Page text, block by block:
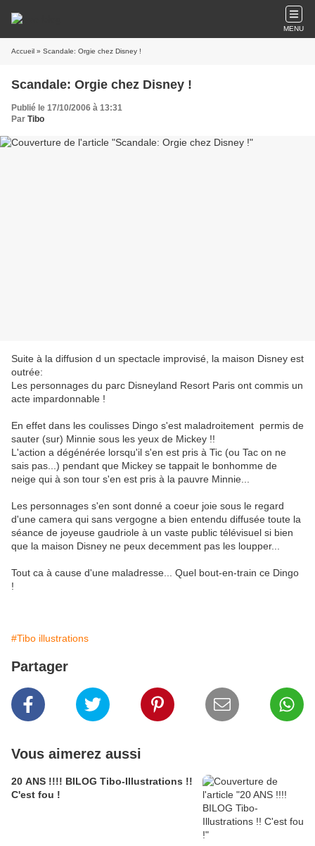
MENU
Accueil » Scandale: Orgie chez Disney !
Scandale: Orgie chez Disney !
Publié le 17/10/2006 à 13:31
Par Tibo
Suite à la diffusion d un spectacle improvisé, la maison Disney est
outrée:
Les personnages du parc Disneyland Resort Paris ont commis un
acte impardonnable !
En effet dans les coulisses Dingo s'est maladroitement permis de
sauter (sur) Minnie sous les yeux de Mickey !!
L'action a dégénérée lorsqu'il s'en est pris à Tic (ou Tac on ne
sais pas...) pendant que Mickey se tappait le bonhomme de
neige qui à son tour s'en est pris à la pauvre Minnie...
Les personnages s'en sont donné a coeur joie sous le regard
d'une camera qui sans vergogne a bien entendu diffusée toute la
séance de joyeuse gaudriole à un vaste public télévisuel si bien
que la maison Disney ne peux decemment pas les loupper...
Tout ca à cause d'une maladresse... Quel bout-en-train ce Dingo
!
#Tibo illustrations
Partager
Vous aimerez aussi
20 ANS !!!! BILOG Tibo-Illustrations !!
C'est fou !